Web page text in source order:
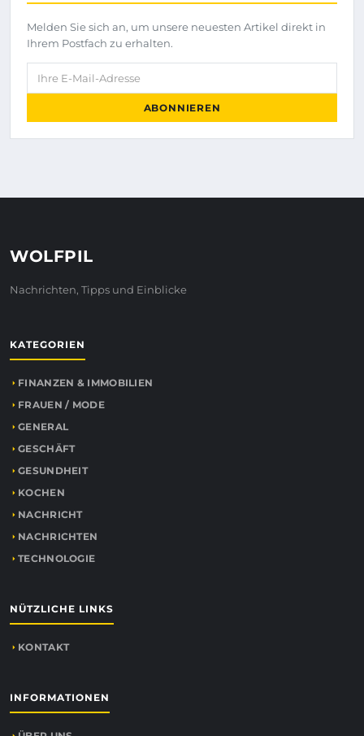
Melden Sie sich an, um unsere neuesten Artikel direkt in
Ihrem Postfach zu erhalten.
Ihre E-Mail-Adresse
ABONNIEREN
WOLFPIL
Nachrichten, Tipps und Einblicke
KATEGORIEN
FINANZEN & IMMOBILIEN
FRAUEN / MODE
GENERAL
GESCHÄFT
GESUNDHEIT
KOCHEN
NACHRICHT
NACHRICHTEN
TECHNOLOGIE
NÜTZLICHE LINKS
KONTAKT
INFORMATIONEN